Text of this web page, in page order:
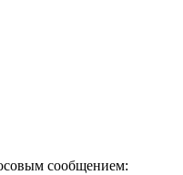
сообщением: